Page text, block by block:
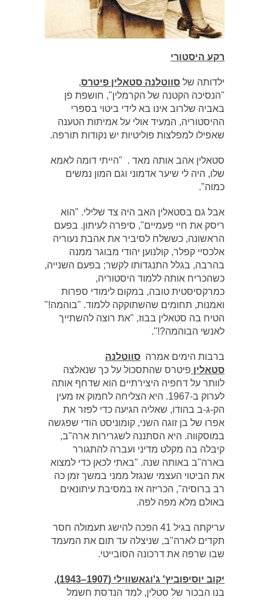
רקע היסטורי
ילדותה של סווטלנה סטאלין פיטרס,
"הנסיכה הקטנה של הקרמלין", חושפת פן
באביה שלרוב אינו בא לידי ביטוי בספרי
ההיסטוריה, המעיד אולי על אמיתות הטענה
שאפילו למפלצות פוליטיות יש נקודות תורפה.
סטאלין אהב אותה מאד . "הייתי דומה לאמא
שלו, היה לי שיער אדמוני וגם המון נמשים
כמוה".
אבל גם בסטאלין האב היה צד שלילי. "הוא
ריסק את חיי פעמיים", סיפרה לעיתון. בפעם
הראשונה, כששלח לסיביר את אהבת נעוריה
אלכסיי קפלר, קולנוען יהודי מבוגר ממנה
בהרבה, בגלל התנגדותו לקשר; בפעם השנייה,
כשהכריח אותה ללמוד היסטוריה,
כמרקסיסטית טובה, במקום לימודי ספרות
ואמנות, תחומים שהשתוקקה ללמוד. "בוהמה!"
הטיח בה סטאלין בבוז, "את רוצה להשתייך
לאנשי הבוהמה?!".
ברבות הימים אמרה סווטלנה
סטאלין פיטרס שהתסכול על כך שנאלצה
לוותר על דחפיה היצירתיים הוא שדחף אותה
לערוק ב-1967. היא הצליחה לחמוק אז מעין
הק-ג-ב בהודו, שאליה הגיעה כדי לפזר את
אפרו של בן זוגה השני, קומוניסט הודי שפגשה
במוסקווה. היא הסתננה לשגרירות ארה"ב,
קיבלה בה מקלט מדיני ועברה להתגורר
בארה"ב באותה שנה. "באתי לכאן כדי למצוא
את הביטוי העצמי שנגזל ממני במשך זמן כה
רב ברוסיה", הכריזה אז במסיבת עיתונאים
באולם מלא מפה לפה.
עריקתה בגיל 41 הפכה להישג תעמולה חסר
תקדים לארה"ב, שניצלה עד תום את המעמד
שבו שרפה את דרכונה הסובייטי.
יקוב יוסיפוביץ' ג'וגאשווילי (1907–1943),
בנו הבכור של סטלין, למד הנדסת חשמל